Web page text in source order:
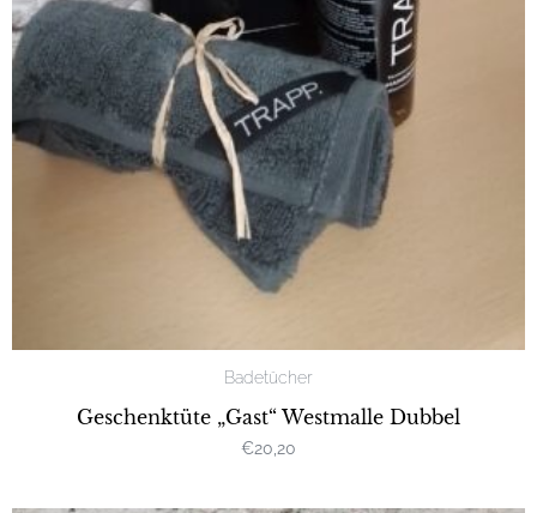
Badetücher
Geschenktüte „Gast“ Westmalle Dubbel
€20,20